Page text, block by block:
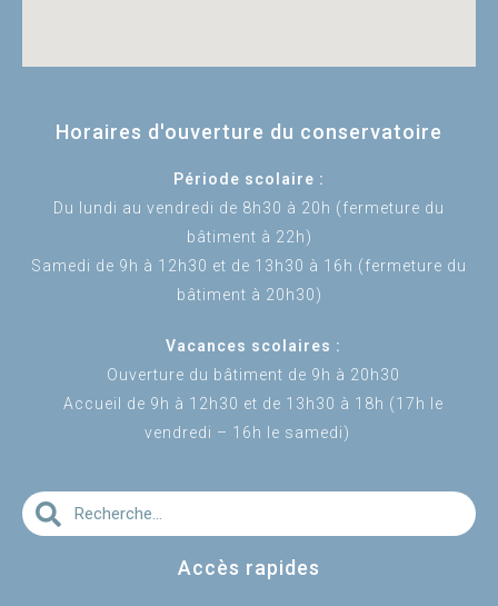
Horaires d'ouverture du conservatoire
Période scolaire :
Du lundi au vendredi de 8h30 à 20h (fermeture du
bâtiment à 22h)
Samedi de 9h à 12h30 et de 13h30 à 16h (fermeture du
bâtiment à 20h30)
Vacances scolaires :
Ouverture du bâtiment de 9h à 20h30
Accueil de 9h à 12h30 et de 13h30 à 18h (17h le
vendredi – 16h le samedi)
Accès rapides